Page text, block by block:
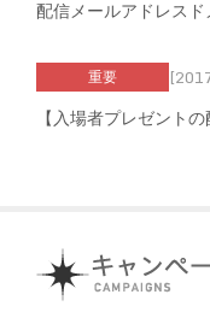
配信メールアドレス
重要
【入場者プレゼント